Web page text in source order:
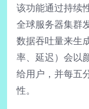
该功能通过持续
全球服务器集群
数据吞吐量来生
率、延迟）会以
给用户，并每五
性。